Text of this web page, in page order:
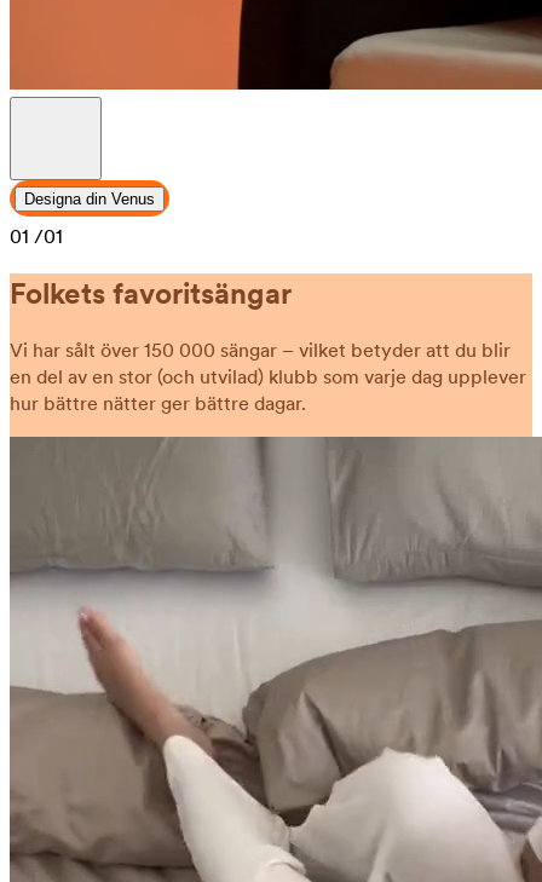
Designa din Venus
01 /01
Folkets favoritsängar
Vi har sålt över 150 000 sängar – vilket betyder att du blir
en del av en stor (och utvilad) klubb som varje dag upplever
hur bättre nätter ger bättre dagar.